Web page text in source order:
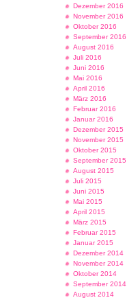
Dezember 2016
November 2016
Oktober 2016
September 2016
August 2016
Juli 2016
Juni 2016
Mai 2016
April 2016
März 2016
Februar 2016
Januar 2016
Dezember 2015
November 2015
Oktober 2015
September 2015
August 2015
Juli 2015
Juni 2015
Mai 2015
April 2015
März 2015
Februar 2015
Januar 2015
Dezember 2014
November 2014
Oktober 2014
September 2014
August 2014